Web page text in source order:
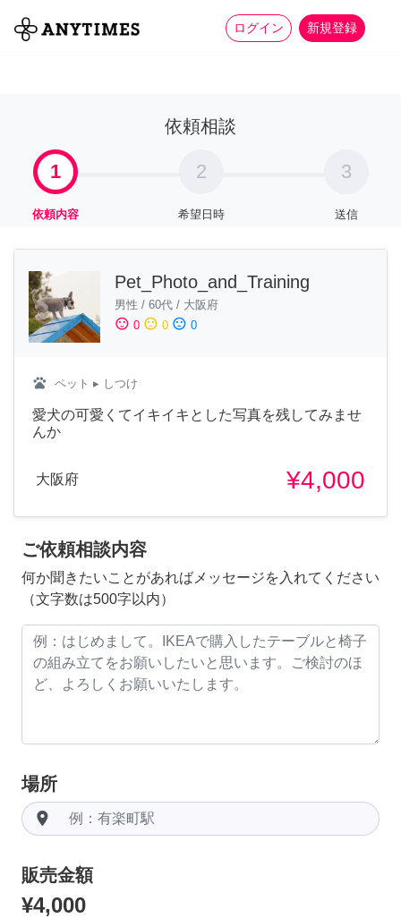
ログイン 新規登録
全て 家事 more_horiz
依頼相談
1
依頼内容
2
希望日時
3
送信
Pet_Photo_and_Training
男性 / 60代 / 大阪府
sentiment_satisfied 0 sentiment_neutral 0 sentiment_dissatisfied 0
pets ペット ▸ しつけ
愛犬の可愛くてイキイキとした写真を残してみませ
んか
大阪府 ¥4,000
ご依頼相談内容
何か聞きたいことがあればメッセージを入れてください
（文字数は500字以内）
場所
room
販売金額
¥4,000